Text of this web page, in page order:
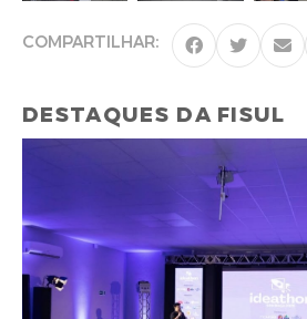
COMPARTILHAR:
DESTAQUES DA FISUL